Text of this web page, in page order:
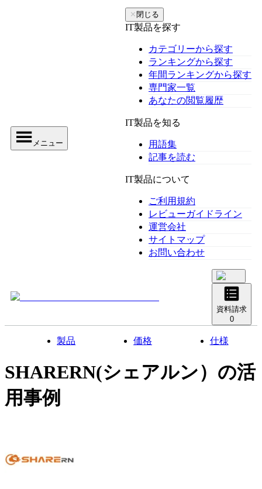
メニュー
✕ 閉じる
IT製品を探す
カテゴリーから探す
ランキングから探す
年間ランキングから探す
専門家一覧
あなたの閲覧履歴
IT製品を知る
用語集
記事を読む
IT製品について
ご利用規約
レビューガイドライン
運営会社
サイトマップ
お問い合わせ
資料請求
0
製品 価格 仕様
SHARERN(シェアルン） の活
用事例